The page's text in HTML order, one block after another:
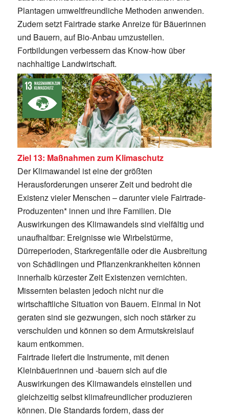
Plantagen umweltfreundliche Methoden anwenden.
Zudem setzt Fairtrade starke Anreize für Bäuerinnen
und Bauern, auf Bio-Anbau umzustellen.
Fortbildungen verbessern das Know-how über
nachhaltige Landwirtschaft.
Ziel 13: Maßnahmen zum Klimaschutz
Der Klimawandel ist eine der größten
Herausforderungen unserer Zeit und bedroht die
Existenz vieler Menschen – darunter viele Fairtrade-
Produzenten* innen und ihre Familien. Die
Auswirkungen des Klimawandels sind vielfältig und
unaufhaltbar: Ereignisse wie Wirbelstürme,
Dürreperioden, Starkregenfälle oder die Ausbreitung
von Schädlingen und Pflanzenkrankheiten können
innerhalb kürzester Zeit Existenzen vernichten.
Missernten belasten jedoch nicht nur die
wirtschaftliche Situation von Bauern. Einmal in Not
geraten sind sie gezwungen, sich noch stärker zu
verschulden und können so dem Armutskreislauf
kaum entkommen.
Fairtrade liefert die Instrumente, mit denen
Kleinbäuerinnen und -bauern sich auf die
Auswirkungen des Klimawandels einstellen und
gleichzeitig selbst klimafreundlicher produzieren
können. Die Standards fordern, dass der